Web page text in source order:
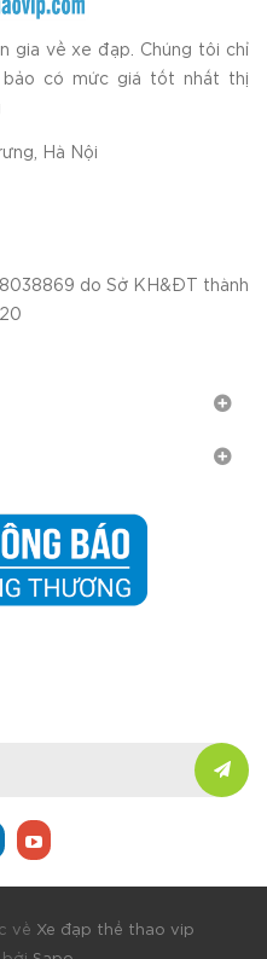
gia về xe đạp. Chúng tôi chỉ
bảo có mức giá tốt nhất thị
Hà Nội
do Sở KH&ĐT thành
về Xe đạp thể thao vip